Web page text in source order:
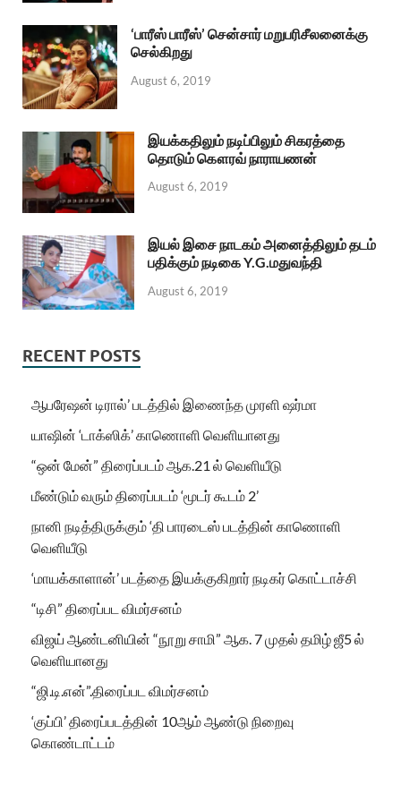
‘பாரீஸ் பாரீஸ்’ சென்சார் மறுபரிசீலனைக்கு
செல்கிறது
August 6, 2019
இயக்கதிலும் நடிப்பிலும் சிகரத்தை
தொடும் கௌரவ் நாராயணன்
August 6, 2019
இயல் இசை நாடகம் அனைத்திலும் தடம்
பதிக்கும் நடிகை Y.G.மதுவந்தி
August 6, 2019
RECENT POSTS
ஆபரேஷன் டிரால்’ படத்தில் இணைந்த முரளி ஷர்மா
யாஷின் ‘டாக்ஸிக்’ காணொளி வெளியானது
“ஒன் மேன்” திரைப்படம் ஆக.21 ல் வெளியீடு
மீண்டும் வரும் திரைப்படம் ‘மூடர் கூடம் 2’
நானி நடித்திருக்கும் ‘தி பாரடைஸ் படத்தின் காணொளி
வெளியீடு
‘மாயக்காளான்’ படத்தை இயக்குகிறார் நடிகர் கொட்டாச்சி
“டிசி” திரைப்பட விமர்சனம்
விஜய் ஆண்டனியின் “நூறு சாமி” ஆக. 7 முதல் தமிழ் ஜீ5 ல்
வெளியானது
“ஜி.டி.என்”.திரைப்பட விமர்சனம்
‘குப்பி’ திரைப்படத்தின் 10ஆம் ஆண்டு நிறைவு
கொண்டாட்டம்